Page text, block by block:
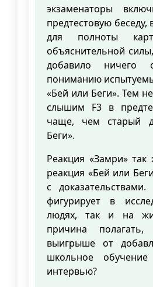
экзаменаторы
предтестовую
для полноты
объяснительной
добавило ничего
пониманию
«Бей или Беги». Тем
слышим F3 в
чаще, чем старый
Беги».
Реакция «Замри»
реакция «Бей или
с
фигурирует в
людях, так и на
причина
выигрыше от
школьное
интервью?